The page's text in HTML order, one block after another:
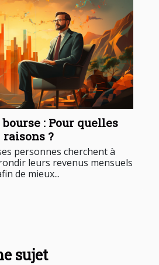
: Pour quelles
raisons ?
personnes cherchent à
leurs revenus mensuels
de mieux...
sujet